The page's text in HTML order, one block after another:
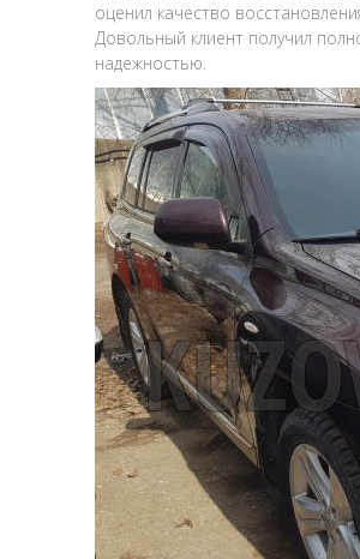
оценил качество
Довольный клиент получил
надежностью.